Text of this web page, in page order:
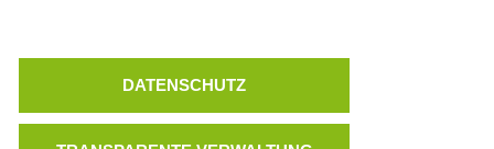
DATENSCHUTZ